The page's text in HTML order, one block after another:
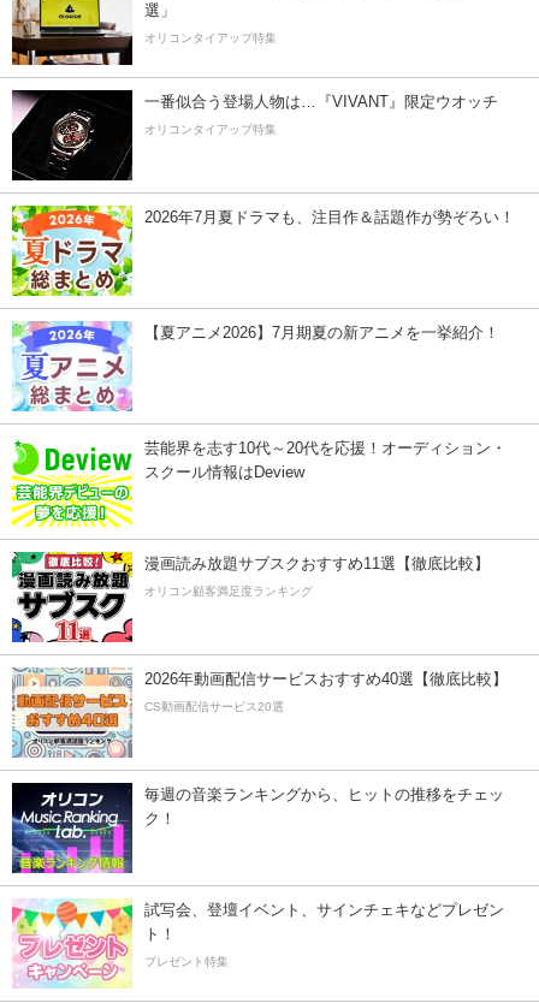
選」
オリコンタイアップ特集
一番似合う登場人物は…『VIVANT』限定ウオッチ
オリコンタイアップ特集
2026年7月夏ドラマも、注目作＆話題作が勢ぞろい！
【夏アニメ2026】7月期夏の新アニメを一挙紹介！
芸能界を志す10代～20代を応援！オーディション・
スクール情報はDeview
漫画読み放題サブスクおすすめ11選【徹底比較】
オリコン顧客満足度ランキング
2026年動画配信サービスおすすめ40選【徹底比較】
CS動画配信サービス20選
毎週の音楽ランキングから、ヒットの推移をチェッ
ク！
試写会、登壇イベント、サインチェキなどプレゼン
ト！
プレゼント特集